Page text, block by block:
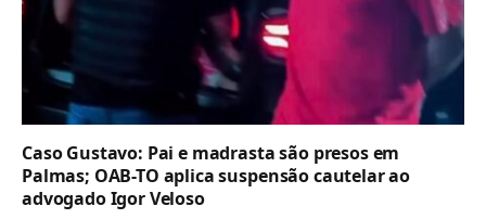
Caso Gustavo: Pai e madrasta são presos em
Palmas; OAB-TO aplica suspensão cautelar ao
advogado Igor Veloso